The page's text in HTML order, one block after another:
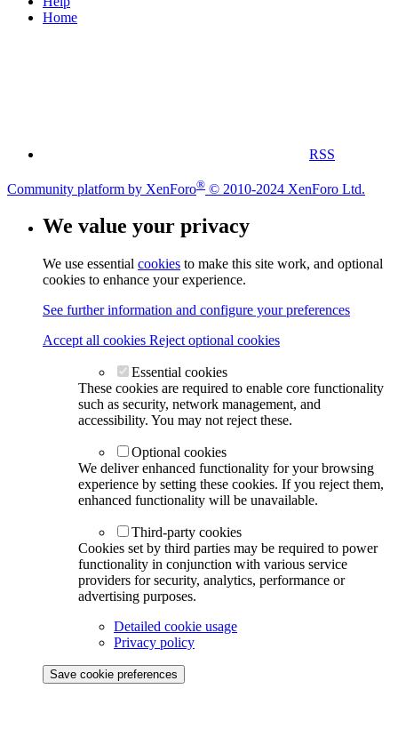
Home
RSS
Community platform by XenForo® © 2010-2024 XenForo Ltd.
We value your privacy
We use essential cookies to make this site work, and optional
cookies to enhance your experience.
See further information and configure your preferences
Accept all cookies Reject optional cookies
Essential cookies
These cookies are required to enable core functionality
such as security, network management, and
accessibility. You may not reject these.
Optional cookies
We deliver enhanced functionality for your browsing
experience by setting these cookies. If you reject them,
enhanced functionality will be unavailable.
Third-party cookies
Cookies set by third parties may be required to power
functionality in conjunction with various service
providers for security, analytics, performance or
advertising purposes.
Detailed cookie usage
Privacy policy
Save cookie preferences